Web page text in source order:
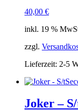
40,00 €
inkl. 19 %
zzgl.
Lieferzeit: 2-5
Joker –